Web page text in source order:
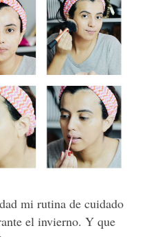
mi rutina de cuidado
el invierno. Y que